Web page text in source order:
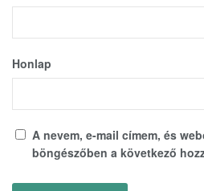
Honlap
A nevem, e-mail címem, és
böngészőben a következő